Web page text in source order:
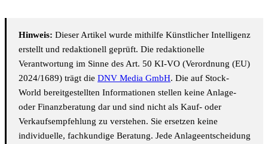
Hinweis: Dieser Artikel wurde mithilfe Künstlicher Intelligenz
erstellt und redaktionell geprüft. Die redaktionelle
Verantwortung im Sinne des Art. 50 KI-VO (Verordnung (EU)
2024/1689) trägt die DNV Media GmbH. Die auf Stock-
World bereitgestellten Informationen stellen keine Anlage-
oder Finanzberatung dar und sind nicht als Kauf- oder
Verkaufsempfehlung zu verstehen. Sie ersetzen keine
individuelle, fachkundige Beratung. Jede Anlageentscheidung